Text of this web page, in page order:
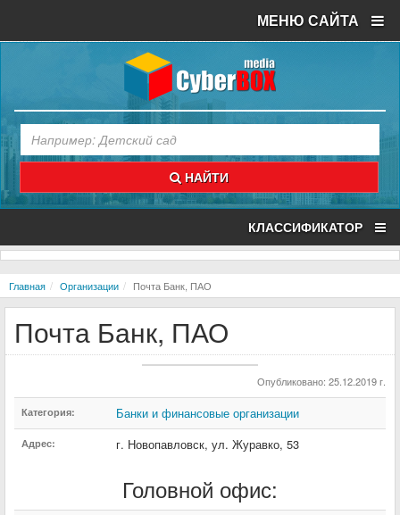
МЕНЮ САЙТА
НАЙТИ
КЛАССИФИКАТОР
Главная Организации Почта Банк, ПАО
Почта Банк, ПАО
Опубликовано: 25.12.2019 г.
Категория: Банки и финансовые организации
Адрес: г. Новопавловск, ул. Журавко, 53
Головной офис: